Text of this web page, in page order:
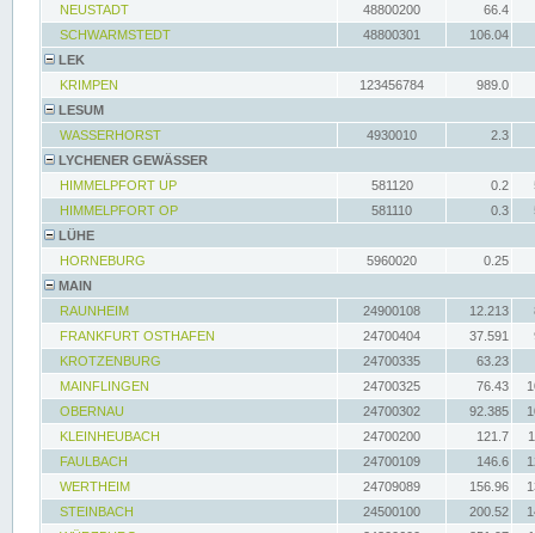
NEUSTADT
48800200
66.4
SCHWARMSTEDT
48800301
106.04
LEK
KRIMPEN
123456784
989.0
LESUM
WASSERHORST
4930010
2.3
LYCHENER GEWÄSSER
HIMMELPFORT UP
581120 0.2
HIMMELPFORT OP
581110 0.3
LÜHE
HORNEBURG
5960020
0.25
MAIN
RAUNHEIM
24900108 12.213
FRANKFURT OSTHAFEN
24700404 37.591
KROTZENBURG
24700335
63.23
MAINFLINGEN
24700325 76.43
OBERNAU
24700302 92.385
KLEINHEUBACH
24700200 121.7
FAULBACH
24700109 146.6
WERTHEIM
24709089 156.96
STEINBACH
24500100 200.52